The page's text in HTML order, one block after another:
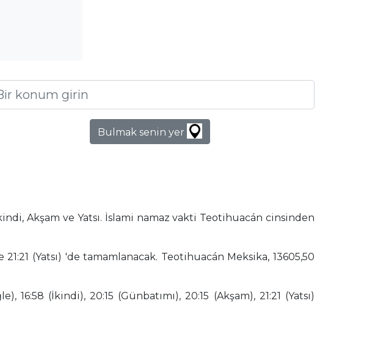
Bulmak senin yer
Akşam ve Yatsı. İslami namaz vakti Teotihuacán cinsinden
(Yatsı) 'de tamamlanacak. Teotihuacán Meksika, 13605,50
(İkindi), 20:15 (Günbatımı), 20:15 (Akşam), 21:21 (Yatsı)